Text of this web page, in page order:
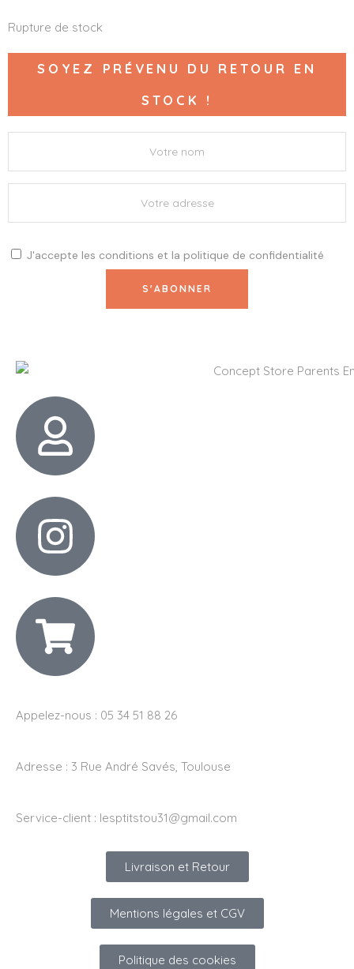
Rupture de stock
SOYEZ PRÉVENU DU RETOUR EN
STOCK !
J'accepte les conditions et la politique de confidentialité
Appelez-nous : 05 34 51 88 26
Adresse : 3 Rue André Savés, Toulouse
Service-client : lesptitstou31@gmail.com
Livraison et Retour
Mentions légales et CGV
Politique des cookies